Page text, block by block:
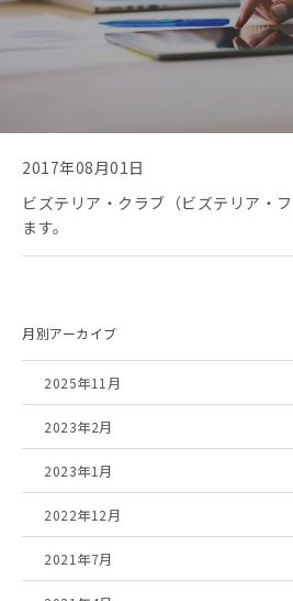
2017年08月01日
ビズテリア・クラブ（ビズテリア・
ます。
月別アーカイブ
2025年11月
2023年2月
2023年1月
2022年12月
2021年7月